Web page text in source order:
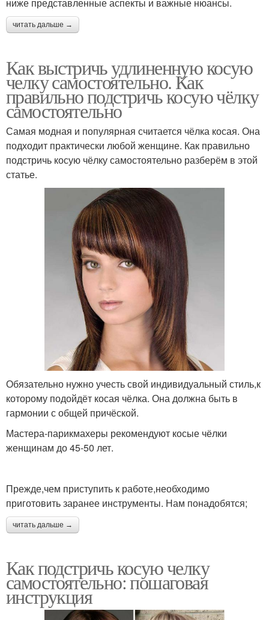
читать дальше →
Как выстричь удлиненную косую
челку самостоятельно. Как
правильно подстричь косую чёлку
самостоятельно
Самая модная и популярная считается чёлка косая. Она
подходит практически любой женщине. Как правильно
подстричь косую чёлку самостоятельно разберём в этой
статье.
Обязательно нужно учесть свой индивидуальный стиль,к
которому подойдёт косая чёлка. Она должна быть в
гармонии с общей причёской.
Мастера-парикмахеры рекомендуют косые чёлки
женщинам до 45-50 лет.
Прежде,чем приступить к работе,необходимо
приготовить заранее инструменты. Нам понадобятся;
читать дальше →
Как подстричь косую челку
самостоятельно: пошаговая
инструкция